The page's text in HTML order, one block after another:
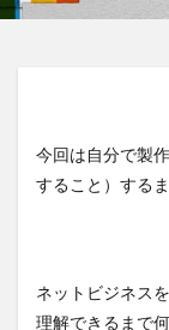
今回は自分で製
すること）する
ネットビジネス
理解できるまで